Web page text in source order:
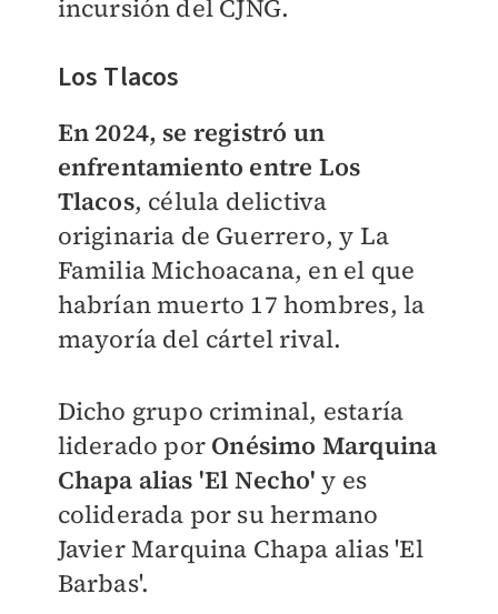
incursión del CJNG.
Los Tlacos
En 2024, se registró un
enfrentamiento entre Los
Tlacos, célula delictiva
originaria de Guerrero, y La
Familia Michoacana, en el que
habrían muerto 17 hombres, la
mayoría del cártel rival.
Dicho grupo criminal, estaría
liderado por Onésimo Marquina
Chapa alias 'El Necho' y es
coliderada por su hermano
Javier Marquina Chapa alias 'El
Barbas'.